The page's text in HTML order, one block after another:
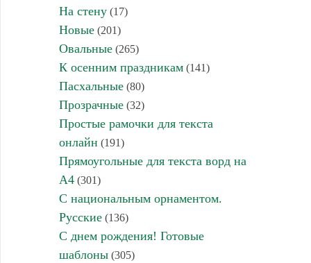
На стену(17)
Новые(201)
Овальные(265)
К осенним праздникам(141)
Пасхальные(80)
Прозрачные(32)
Простые рамочки для текста
онлайн (191)
Прямоугольные для текста ворд на
А4(301)
С национальным орнаментом.
Русские(136)
С днем рождения! Готовые
шаблоны(305)